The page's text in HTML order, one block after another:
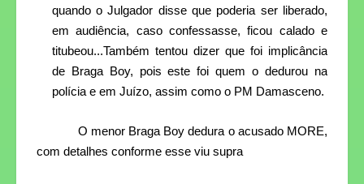
quando o Julgador disse que poderia ser liberado,
em audiência, caso confessasse, ficou calado e
titubeou...Também tentou dizer que foi implicância
de Braga Boy, pois este foi quem o dedurou na
polícia e em Juízo, assim como o PM Damasceno.
O menor Braga Boy dedura o acusado MORE,
com detalhes conforme esse viu supra